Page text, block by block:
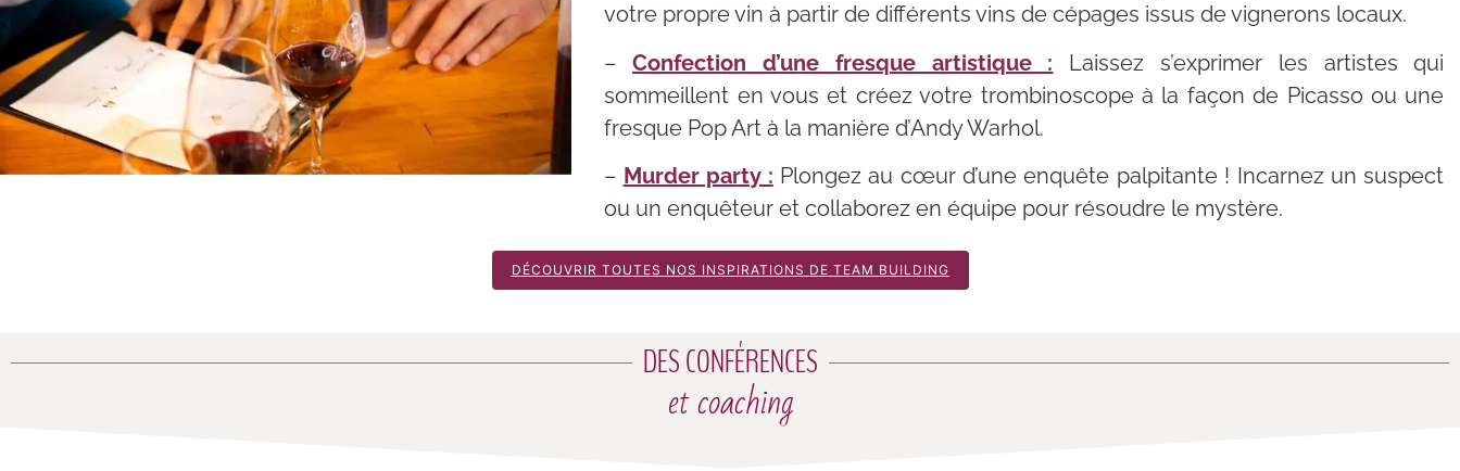
votre propre vin à partir de différents vins de cépages issus de vignerons locaux.
–Confection d’une fresque artistique :
Laissez s’exprimer les artistes qui
sommeillent en vous et créez votre trombinoscope à la façon de Picasso ou une
fresque Pop Art à la manière d’Andy Warhol.
– Murder party : Plongez au cœur d’une enquête palpitante ! Incarnez un suspect
ou un enquêteur et collaborez en équipe pour résoudre le mystère.
DÉCOUVRIR TOUTES NOS INSPIRATIONS DE TEAM BUILDING
DES CONFÉRENCES
et coaching